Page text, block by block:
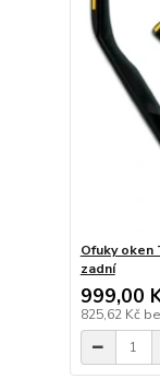
Ofuky oken
zadní
999,00
825,62 Kč